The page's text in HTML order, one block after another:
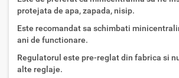
protejata de apa, zapada, nisip.
Este recomandat sa schimbati
ani de functionare.
Regulatorul este pre-reglat din fabrica si
alte reglaje.